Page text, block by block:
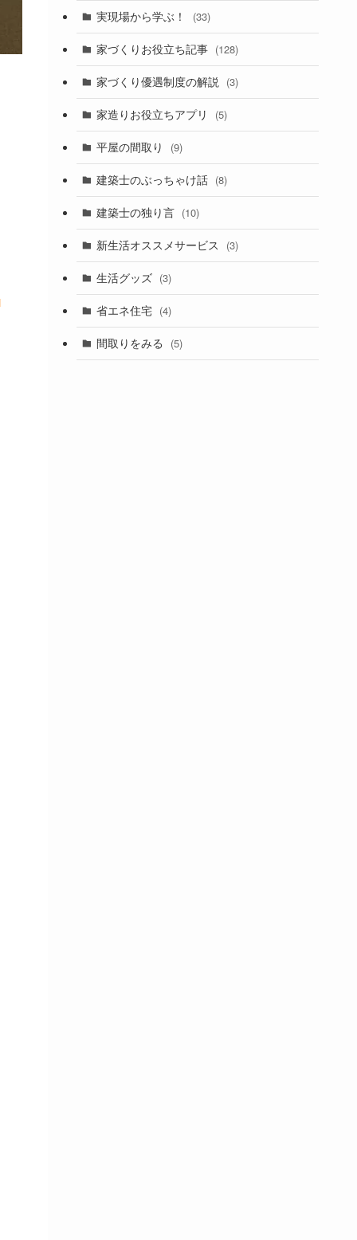
実現場から学ぶ！ (33)
家づくりお役立ち記事 (128)
家づくり優遇制度の解説 (3)
家造りお役立ちアプリ (5)
平屋の間取り (9)
建築士のぶっちゃけ話 (8)
建築士の独り言 (10)
新生活オススメサービス (3)
生活グッズ (3)
省エネ住宅 (4)
間取りをみる (5)